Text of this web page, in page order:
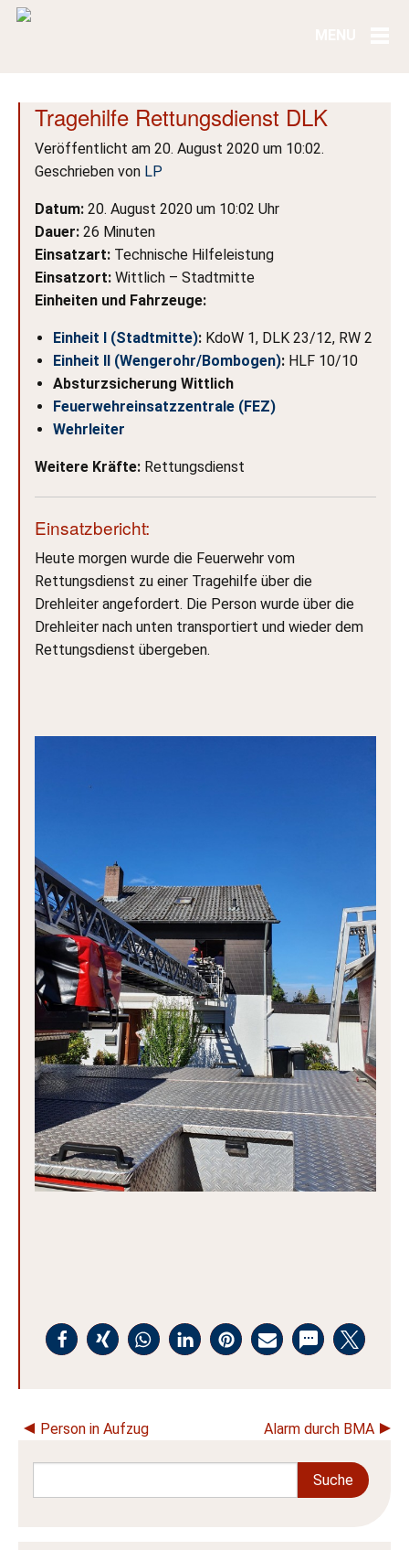
Tragehilfe Rettungsdienst DLK
Veröffentlicht am 20. August 2020 um 10:02.
Geschrieben von LP
Datum: 20. August 2020 um 10:02 Uhr
Dauer: 26 Minuten
Einsatzart: Technische Hilfeleistung
Einsatzort: Wittlich – Stadtmitte
Einheiten und Fahrzeuge:
Einheit I (Stadtmitte): KdoW 1, DLK 23/12, RW 2
Einheit II (Wengerohr/Bombogen): HLF 10/10
Absturzsicherung Wittlich
Feuerwehreinsatzzentrale (FEZ)
Wehrleiter
Weitere Kräfte: Rettungsdienst
Einsatzbericht:
Heute morgen wurde die Feuerwehr vom
Rettungsdienst zu einer Tragehilfe über die
Drehleiter angefordert. Die Person wurde über die
Drehleiter nach unten transportiert und wieder dem
Rettungsdienst übergeben.
Person in Aufzug Alarm durch BMA